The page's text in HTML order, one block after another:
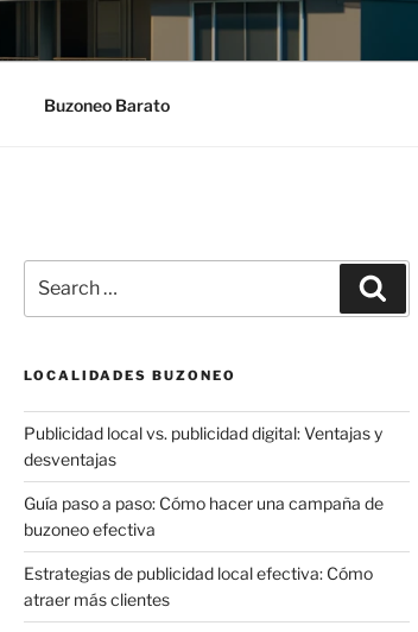
Buzoneo Barato
for:
LOCALIDADES BUZONEO
Publicidad local vs. publicidad digital: Ventajas y
desventajas
Guía paso a paso: Cómo hacer una campaña de
buzoneo efectiva
Estrategias de publicidad local efectiva: Cómo
atraer más clientes